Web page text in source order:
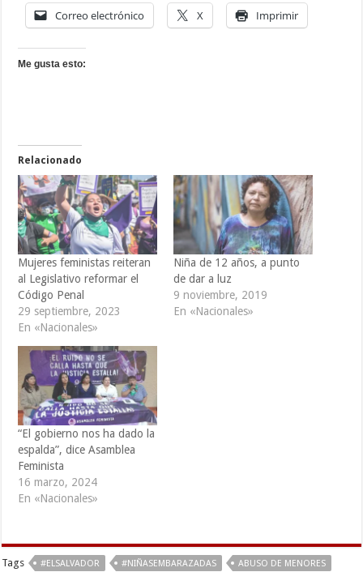
Correo electrónico X Imprimir
Me gusta esto:
Relacionado
Mujeres feministas reiteran
al Legislativo reformar el
Código Penal
29 septiembre, 2023
En «Nacionales»
Niña de 12 años, a punto
de dar a luz
9 noviembre, 2019
En «Nacionales»
“El gobierno nos ha dado la
espalda”, dice Asamblea
Feminista
16 marzo, 2024
En «Nacionales»
Tags #ELSALVADOR #NIÑASEMBARAZADAS ABUSO DE MENORES